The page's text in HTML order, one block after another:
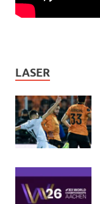
LASER